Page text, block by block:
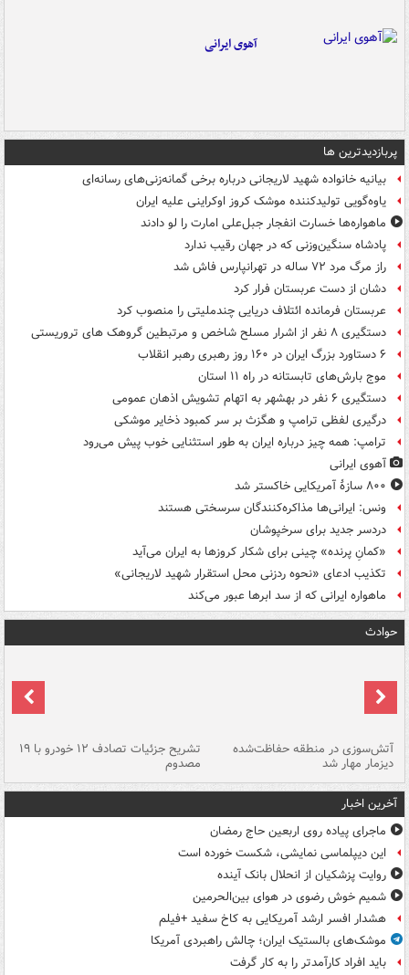
آهوی ایرانی
پربازدیدترین ها
بیانیه خانواده شهید لاریجانی درباره برخی گمانه‌زنی‌های رسانه‌ای
یاوه‌گویی تولیدکننده موشک کروز اوکراینی علیه ایران
ماهواره‌ها خسارت انفجار جبل‌علی امارت را لو دادند
پادشاه سنگین‌وزنی که در جهان رقیب ندارد
راز مرگ مرد ۷۲ ساله در تهرانپارس فاش شد
دشان از دست عربستان فرار کرد
عربستان فرمانده ائتلاف دریایی چندملیتی را منصوب کرد
دستگیری ۸ نفر از اشرار مسلح شاخص و مرتبطین گروهک های تروریستی
۶ دستاورد بزرگ ایران در ۱۶۰ روز رهبری رهبر انقلاب
موج بارش‌های تابستانه در راه ۱۱ استان
دستگیری ۶ نفر در بهشهر به اتهام تشویش اذهان عمومی
درگیری لفظی ترامپ و هگزث بر سر کمبود ذخایر موشکی
ترامپ: همه چیز درباره ایران به طور استثنایی خوب پیش می‌رود
آهوی ایرانی
۸۰۰ سازۀ آمریکایی خاکستر شد
ونس: ایرانی‌ها مذاکره‌کنندگان سرسختی هستند
دردسر جدید برای سرخپوشان
«کمانِ پرنده» چینی برای شکار کروزها به ایران می‌آید
تکذیب ادعای «نحوه ردزنی محل استقرار شهید لاریجانی»
ماهواره ایرانی که از سد ابرها عبور می‌کند
حوادث
آتش‌سوزی در منطقه حفاظت‌شده
دیزمار مهار شد
تشریح جزئیات تصادف ۱۲ خودرو با ۱۹
مصدوم
آخرین اخبار
ماجرای پیاده روی اربعین حاج رمضان
این دیپلماسی نمایشی، شکست خورده است
روایت پزشکیان از انحلال بانک آینده
شمیم خوش رضوی در هوای بین‌الحرمین
هشدار افسر ارشد آمریکایی به کاخ سفید +فیلم
موشک‌های بالستیک ایران؛ چالش راهبردی آمریکا
باید افراد کارآمدتر را به کار گرفت